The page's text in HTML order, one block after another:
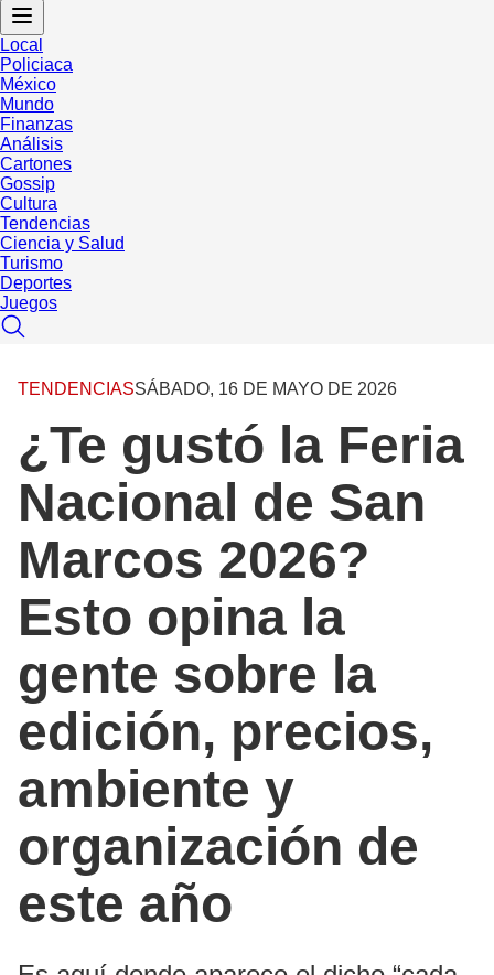
Local
Policiaca
México
Mundo
Finanzas
Análisis
Cartones
Gossip
Cultura
Tendencias
Ciencia y Salud
Turismo
Deportes
Juegos
TENDENCIASSÁBADO, 16 DE MAYO DE 2026
¿Te gustó la Feria
Nacional de San
Marcos 2026?
Esto opina la
gente sobre la
edición, precios,
ambiente y
organización de
este año